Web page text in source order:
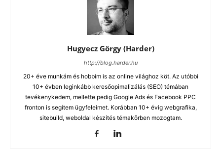
Hugyecz Görgy (Harder)
http://blog.harder.hu
20+ éve munkám és hobbim is az online világhoz köt. Az utóbbi
10+ évben leginkább keresőopimalizálás (SEO) témában
tevékenykedem, mellette pedig Google Ads és Facebook PPC
fronton is segítem ügyfeleimet. Korábban 10+ évig webgrafika,
sitebuild, weboldal készítés témakörben mozogtam.